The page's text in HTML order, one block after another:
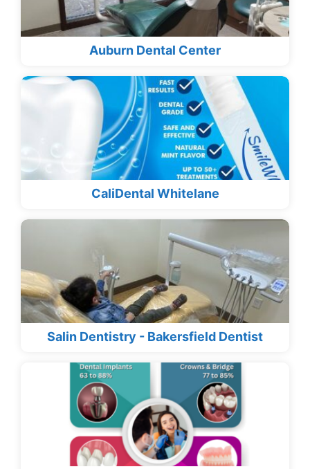
Auburn Dental Center
CaliDental Whitelane
Salin Dentistry - Bakersfield Dentist